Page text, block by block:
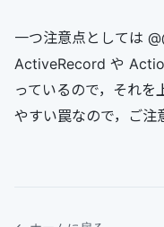
一つ注意点としては
ActiveRecord や
っているので，それを
やすい罠なので，ご注